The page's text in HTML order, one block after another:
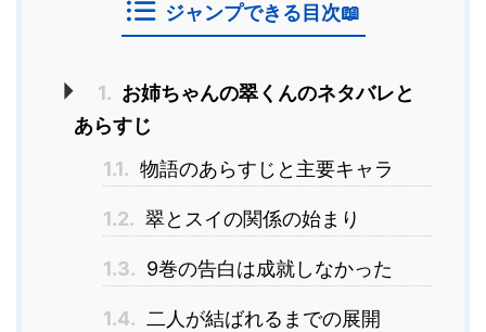
ジャンプできる目次📖
1. お姉ちゃんの翠くんのネタバレと
あらすじ
1.1. 物語のあらすじと主要キャラ
1.2. 翠とスイの関係の始まり
1.3. 9巻の告白は成就しなかった
1.4. 二人が結ばれるまでの展開